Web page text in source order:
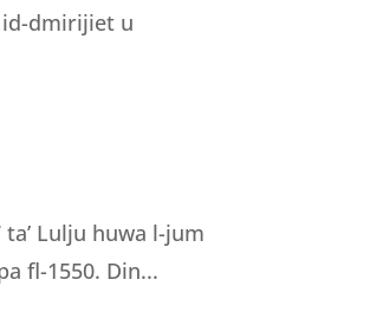
dmirijiet u
Lulju huwa l-jum
fl-1550. Din...